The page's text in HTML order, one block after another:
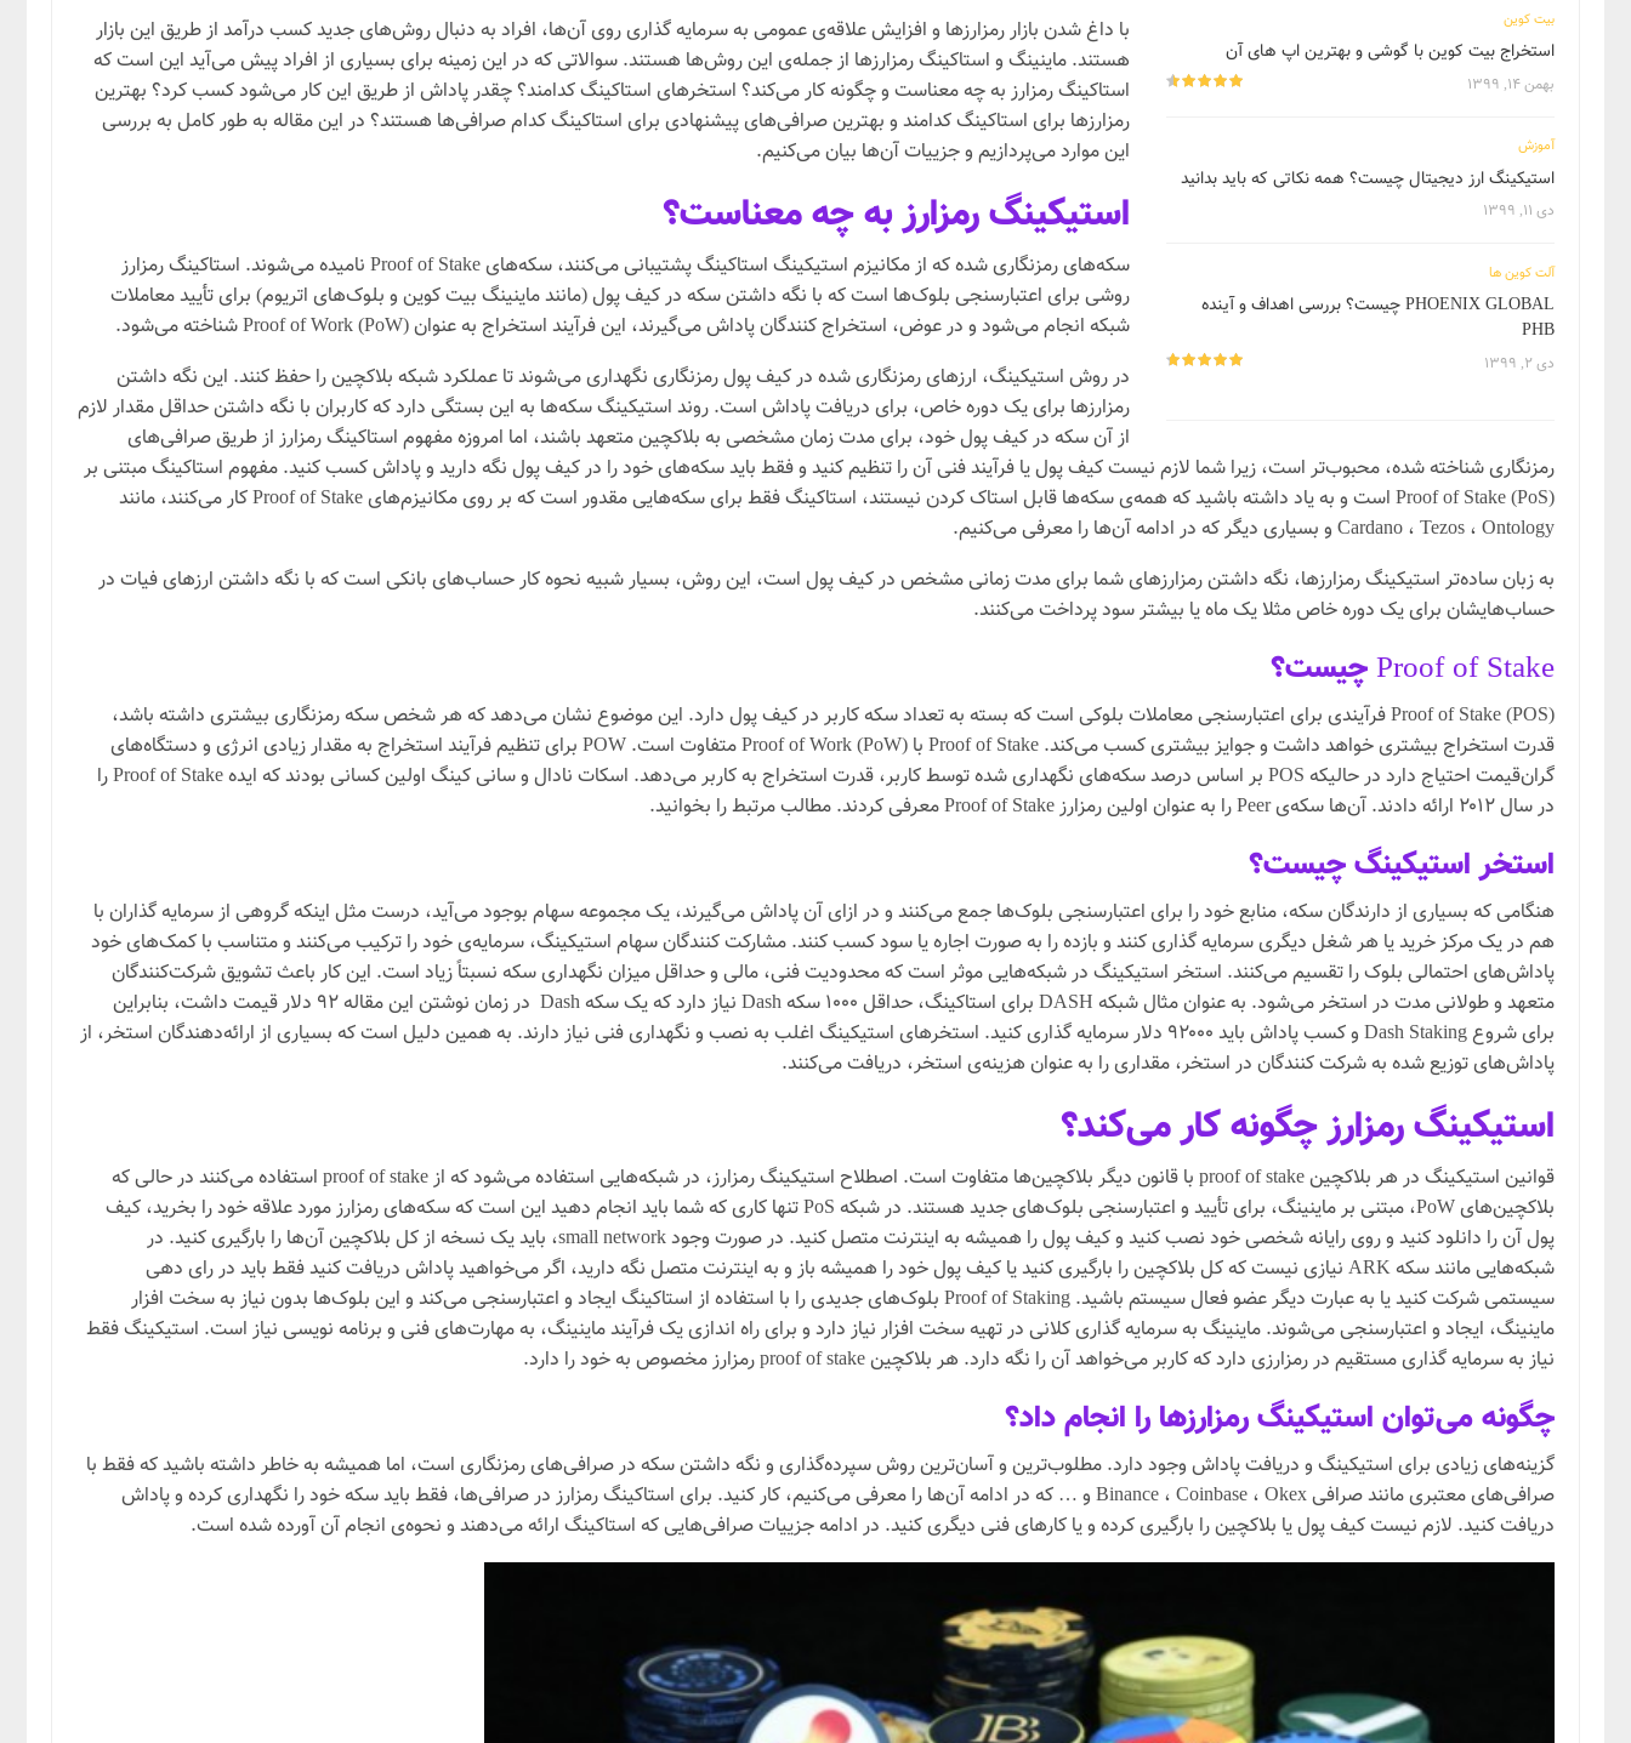
بیت کوین
استخراج بیت کوین با گوشی و بهترین اپ های آن
بهمن ۱۴, ۱۳۹۹
آموزش
استیکینگ ارز دیجیتال چیست؟ همه نکاتی که باید بدانید
دی ۱۱, ۱۳۹۹
آلت کوین ها
PHOENIX GLOBAL چیست؟ بررسی اهداف و آینده
PHB
دی ۲, ۱۳۹۹
با داغ شدن بازار رمزارزها و افزایش علاقه‌ی عمومی به سرمایه گذاری روی آن‌ها، افراد به دنبال روش‌های جدید کسب درآمد از طریق این بازار
هستند. ماینینگ و استاکینگ رمزارزها از جمله‌ی این روش‌ها هستند. سوالاتی که در این زمینه برای بسیاری از افراد پیش می‌آید این است که
استاکینگ رمزارز به چه معناست و چگونه کار می‌کند؟ استخرهای استاکینگ کدامند؟ چقدر پاداش از طریق این کار می‌شود کسب کرد؟ بهترین
رمزارزها برای استاکینگ کدامند و بهترین صرافی‌های پیشنهادی برای استاکینگ کدام صرافی‌ها هستند؟ در این مقاله به طور کامل به بررسی
این موارد می‌پردازیم و جزییات آن‌ها بیان می‌کنیم.
استیکینگ رمزارز به چه معناست؟
سکه‌های رمزنگاری شده که از مکانیزم استیکینگ استاکینگ پشتیبانی می‌کنند، سکه‌های Proof of Stake نامیده می‌شوند. استاکینگ رمزارز
روشی برای اعتبارسنجی بلوک‌ها است که با نگه داشتن سکه در کیف پول (مانند ماینینگ بیت کوین و بلوک‌های اتریوم) برای تأیید معاملات
شبکه انجام می‌شود و در عوض، استخراج کنندگان پاداش می‌گیرند، این فرآیند استخراج به عنوان (PoW) Proof of Work شناخته می‌شود.
در روش استیکینگ، ارزهای رمزنگاری شده در کیف پول رمزنگاری نگهداری می‌شوند تا عملکرد شبکه بلاکچین را حفظ کنند. این نگه داشتن
رمزارزها برای یک دوره خاص، برای دریافت پاداش است. روند استیکینگ سکه‌ها به این بستگی دارد که کاربران با نگه داشتن حداقل مقدار لازم
از آن سکه در کیف پول خود، برای مدت زمان مشخصی به بلاکچین متعهد باشند، اما امروزه مفهوم استاکینگ رمزارز از طریق صرافی‌های
رمزنگاری شناخته شده، محبوب‌تر است، زیرا شما لازم نیست کیف پول یا فرآیند فنی آن را تنظیم کنید و فقط باید سکه‌های خود را در کیف پول نگه دارید و پاداش کسب کنید. مفهوم استاکینگ مبتنی بر
Proof of Stake (PoS) است و به یاد داشته باشید که همه‌ی سکه‌ها قابل استاک کردن نیستند، استاکینگ فقط برای سکه‌هایی مقدور است که بر روی مکانیزم‌های Proof of Stake کار می‌کنند، مانند
Cardano ، Tezos ، Ontology و بسیاری دیگر که در ادامه آن‌ها را معرفی می‌کنیم.
به زبان ساده‌تر استیکینگ رمزارزها، نگه داشتن رمزارزهای شما برای مدت زمانی مشخص در کیف پول است، این روش، بسیار شبیه نحوه کار حساب‌های بانکی است که با نگه داشتن ارزهای فیات در
حساب‌هایشان برای یک دوره خاص مثلا یک ماه یا بیشتر سود پرداخت می‌کنند.
Proof of Stake چیست؟
Proof of Stake (POS) فرآیندی برای اعتبارسنجی معاملات بلوکی است که بسته به تعداد سکه کاربر در کیف پول دارد. این موضوع نشان می‌دهد که هر شخص سکه رمزنگاری بیشتری داشته باشد،
قدرت استخراج بیشتری خواهد داشت و جوایز بیشتری کسب می‌کند. Proof of Stake با (PoW) Proof of Work متفاوت است. POW برای تنظیم فرآیند استخراج به مقدار زیادی انرژی و دستگاه‌های
گران‌قیمت احتیاج دارد در حالیکه POS بر اساس درصد سکه‌های نگهداری شده توسط کاربر، قدرت استخراج به کاربر می‌دهد. اسکات نادال و سانی کینگ اولین کسانی بودند که ایده Proof of Stake را
در سال ۲۰۱۲ ارائه دادند. آن‌ها سکه‌ی Peer را به عنوان اولین رمزارز Proof of Stake معرفی کردند. مطالب مرتبط را بخوانید.
استخر استیکینگ چیست؟
هنگامی که بسیاری از دارندگان سکه، منابع خود را برای اعتبارسنجی بلوک‌ها جمع می‌کنند و در ازای آن پاداش می‌گیرند، یک مجموعه سهام بوجود می‌آید، درست مثل اینکه گروهی از سرمایه گذاران با
هم در یک مرکز خرید یا هر شغل دیگری سرمایه گذاری کنند و بازده را به صورت اجاره یا سود کسب کنند. مشارکت کنندگان سهام استیکینگ، سرمایه‌ی خود را ترکیب می‌کنند و متناسب با کمک‌های خود
پاداش‌های احتمالی بلوک را تقسیم می‌کنند. استخر استیکینگ در شبکه‌هایی موثر است که محدودیت فنی، مالی و حداقل میزان نگهداری سکه نسبتاً زیاد است. این کار باعث تشویق شرکت‌کنندگان
متعهد و طولانی مدت در استخر می‌شود. به عنوان مثال شبکه DASH برای استاکینگ، حداقل ۱۰۰۰ سکه Dash نیاز دارد که یک سکه Dash در زمان نوشتن این مقاله ۹۲ دلار قیمت داشت، بنابراین
برای شروع Dash Staking و کسب پاداش باید ۹۲۰۰۰ دلار سرمایه گذاری کنید. استخرهای استیکینگ اغلب به نصب و نگهداری فنی نیاز دارند. به همین دلیل است که بسیاری از ارائه‌دهندگان استخر، از
پاداش‌های توزیع شده به شرکت کنندگان در استخر، مقداری را به عنوان هزینه‌ی استخر، دریافت می‌کنند.
استیکینگ رمزارز چگونه کار می‌کند؟
قوانین استیکینگ در هر بلاکچین proof of stake با قانون دیگر بلاکچین‌ها متفاوت است. اصطلاح استیکینگ رمزارز، در شبکه‌هایی استفاده می‌شود که از proof of stake استفاده می‌کنند در حالی که
بلاکچین‌های PoW، مبتنی بر ماینینگ، برای تأیید و اعتبارسنجی بلوک‌های جدید هستند. در شبکه PoS تنها کاری که شما باید انجام دهید این است که سکه‌های رمزارز مورد علاقه خود را بخرید، کیف
پول آن را دانلود کنید و روی رایانه شخصی خود نصب کنید و کیف پول را همیشه به اینترنت متصل کنید. در صورت وجود small network، باید یک نسخه از کل بلاکچین آن‌ها را بارگیری کنید. در
شبکه‌هایی مانند سکه ARK نیازی نیست که کل بلاکچین را بارگیری کنید یا کیف پول خود را همیشه باز و به اینترنت متصل نگه دارید، اگر می‌خواهید پاداش دریافت کنید فقط باید در رای دهی
سیستمی شرکت کنید یا به عبارت دیگر عضو فعال سیستم باشید. Proof of Staking بلوک‌های جدیدی را با استفاده از استاکینگ ایجاد و اعتبارسنجی می‌کند و این بلوک‌ها بدون نیاز به سخت افزار
ماینینگ، ایجاد و اعتبارسنجی می‌شوند. ماینینگ به سرمایه گذاری کلانی در تهیه سخت افزار نیاز دارد و برای راه اندازی یک فرآیند ماینینگ، به مهارت‌های فنی و برنامه نویسی نیاز است. استیکینگ فقط
نیاز به سرمایه گذاری مستقیم در رمزارزی دارد که کاربر می‌خواهد آن را نگه دارد. هر بلاکچین proof of stake رمزارز مخصوص به خود را دارد.
چگونه می‌توان استیکینگ رمزارزها را انجام داد؟
گزینه‌های زیادی برای استیکینگ و دریافت پاداش وجود دارد. مطلوب‌ترین و آسان‌ترین روش سپرده‌گذاری و نگه داشتن سکه در صرافی‌های رمزنگاری است، اما همیشه به خاطر داشته باشید که فقط با
صرافی‌های معتبری مانند صرافی Binance ، Coinbase ، Okex و … که در ادامه آن‌ها را معرفی می‌کنیم، کار کنید. برای استاکینگ رمزارز در صرافی‌ها، فقط باید سکه خود را نگهداری کرده و پاداش
دریافت کنید. لازم نیست کیف پول یا بلاکچین را بارگیری کرده و یا کارهای فنی دیگری کنید. در ادامه جزییات صرافی‌هایی که استاکینگ ارائه می‌دهند و نحوه‌ی انجام آن آورده شده است.